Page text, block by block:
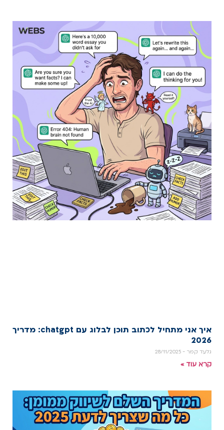
איך אני מתחיל לכתוב תוכן לבלוג עם chatgpt: מדריך
2026
גלעד קמר
קרא עוד »